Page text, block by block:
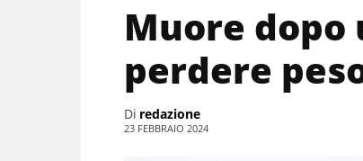
Muore
perdere
Di redazione
23 FEBBRAIO 2024